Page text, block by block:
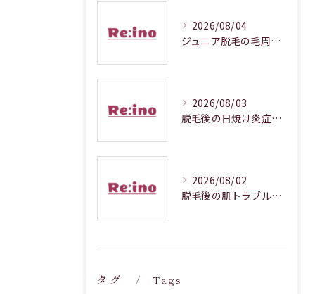
2026/08/04
ジュニア脱毛の毛周期調整メカニズム解説
2026/08/03
脱毛後の日焼け炎症対処法徹底解説
2026/08/02
脱毛後の肌トラブルを防ぐ正しいケア
タグ Tags